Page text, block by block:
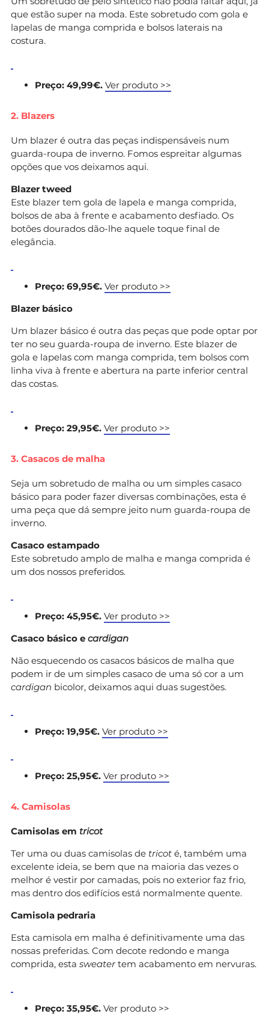
que estão super na moda. Este sobretudo com gola e
lapelas de manga comprida e bolsos laterais na
costura.
Preço: 49,99€. Ver produto >>
2. Blazers
Um blazer é outra das peças indispensáveis num
guarda-roupa de inverno. Fomos espreitar algumas
opções que vos deixamos aqui.
Blazer tweed
Este blazer tem gola de lapela e manga comprida,
bolsos de aba à frente e acabamento desfiado. Os
botões dourados dão-lhe aquele toque final de
elegância.
Preço: 69,95€. Ver produto >>
Blazer básico
Um blazer básico é outra das peças que pode optar por
ter no seu guarda-roupa de inverno. Este blazer de
gola e lapelas com manga comprida, tem bolsos com
linha viva à frente e abertura na parte inferior central
das costas.
Preço: 29,95€. Ver produto >>
3. Casacos de malha
Seja um sobretudo de malha ou um simples casaco
básico para poder fazer diversas combinações, esta é
uma peça que dá sempre jeito num guarda-roupa de
inverno.
Casaco estampado
Este sobretudo amplo de malha e manga comprida é
um dos nossos preferidos.
Preço: 45,95€. Ver produto >>
Casaco básico e cardigan
Não esquecendo os casacos básicos de malha que
podem ir de um simples casaco de uma só cor a um
cardigan bicolor, deixamos aqui duas sugestões.
Preço: 19,95€. Ver produto >>
Preço: 25,95€. Ver produto >>
4. Camisolas
Camisolas em tricot
Ter uma ou duas camisolas de tricot é, também uma
excelente ideia, se bem que na maioria das vezes o
melhor é vestir por camadas, pois no exterior faz frio,
mas dentro dos edifícios está normalmente quente.
Camisola pedraria
Esta camisola em malha é definitivamente uma das
nossas preferidas. Com decote redondo e manga
comprida, esta sweatertem acabamento em nervuras.
Preço: 35,95€. Ver produto >>